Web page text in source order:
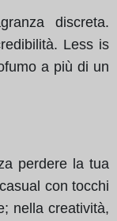
discreta.
Less is
a più di un
perdere la tua
con tocchi
nella creatività,